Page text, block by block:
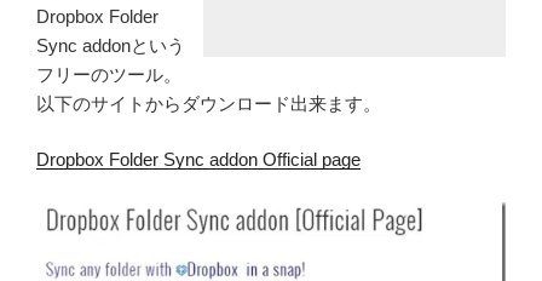
Dropbox Folder
Sync addonという
フリーのツール。
以下のサイトからダウンロード出来ます。
Dropbox Folder Sync addon Official page